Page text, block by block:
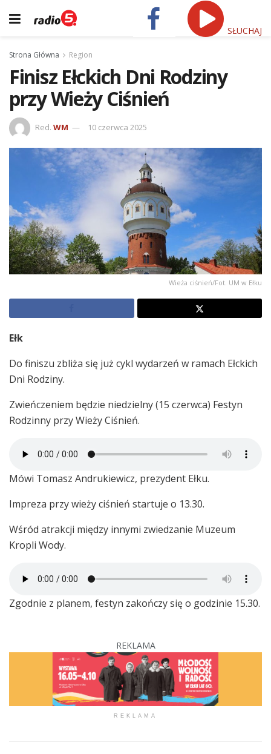
SŁUCHAJ
Strona Główna Region
Finisz Ełckich Dni Rodziny
przy Wieży Ciśnień
Red. WM 10 czerwca 2025
Wieża ciśnień/Fot. UM w Ełku
Ełk
Do finiszu zbliża się już cykl wydarzeń w ramach Ełckich
Dni Rodziny.
Zwieńczeniem będzie niedzielny (15 czerwca) Festyn
Rodzinny przy Wieży Ciśnień.
Mówi Tomasz Andrukiewicz, prezydent Ełku.
Impreza przy wieży ciśnień startuje o 13.30.
Wśród atrakcji między innymi zwiedzanie Muzeum
Kropli Wody.
Zgodnie z planem, festyn zakończy się o godzinie 15.30.
REKLAMA
REKLAMA